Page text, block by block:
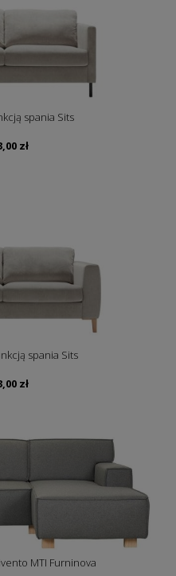
spania Sits
zł
spania Sits
zł
MTI Furninova